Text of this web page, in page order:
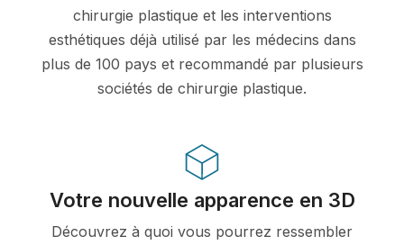
chirurgie plastique et les interventions
esthétiques déjà utilisé par les médecins dans
plus de 100 pays et recommandé par plusieurs
sociétés de chirurgie plastique.
Votre nouvelle apparence en 3D
Découvrez à quoi vous pourrez ressembler